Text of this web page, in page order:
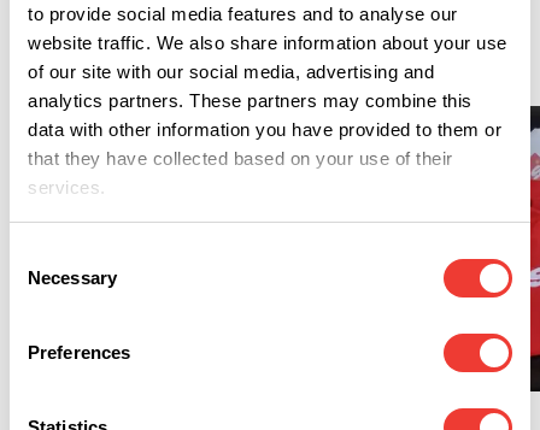
to provide social media features and to analyse our
website traffic. We also share information about your use
of our site with our social media, advertising and
analytics partners. These partners may combine this
data with other information you have provided to them or
that they have collected based on your use of their
services.
Selection
Necessary
Preferences
#legalisierung
Klima"
Update zum